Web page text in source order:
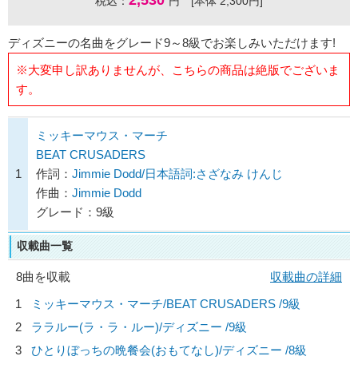
ディズニーの名曲をグレード9～8級でお楽しみいただけます!
※大変申し訳ありませんが、こちらの商品は絶版でございま
す。
1
ミッキーマウス・マーチ
BEAT CRUSADERS
作詞： Jimmie Dodd/日本語詞:さざなみ けんじ
作曲： Jimmie Dodd
グレード：9級
収載曲一覧
8曲を収載
収載曲の詳細
1
ミッキーマウス・マーチ/BEAT CRUSADERS /9級
2
ララルー(ラ・ラ・ルー)/ディズニー /9級
3
ひとりぼっちの晩餐会(おもてなし)/ディズニー /8級